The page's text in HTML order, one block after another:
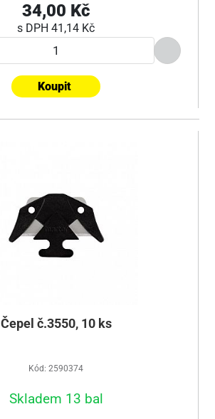
34,00 Kč
s DPH 41,14 Kč
Koupit
Čepel č.3550, 10 ks
Kód: 2590374
Skladem 13 bal